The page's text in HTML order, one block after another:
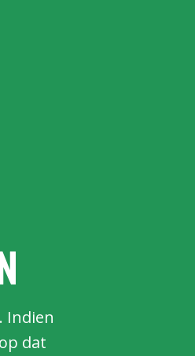
Indien
dat